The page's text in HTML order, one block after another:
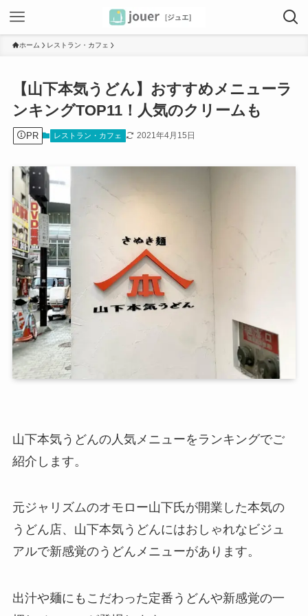
ホーム レストラン・カフェ
【山下本気うどん】おすすめメニューラ
ンキングTOP11！人気のクリームも
PR レストラン・カフェ 2021年4月15日
山下本気うどんの人気メニューをランキングでご
紹介します。
元ジャリズムのオモロー山下氏が開業した本気の
うどん店、山下本気うどんにはおしゃれなビジュ
アルで新感覚のうどんメニューがあります。
出汁や麺にもこだわった定番うどんや新感覚の一